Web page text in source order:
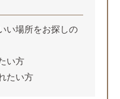
い場所をお探しの
い方
たい方